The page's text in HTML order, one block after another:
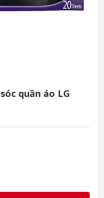
quần áo LG